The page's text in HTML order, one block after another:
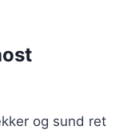
og sund ret